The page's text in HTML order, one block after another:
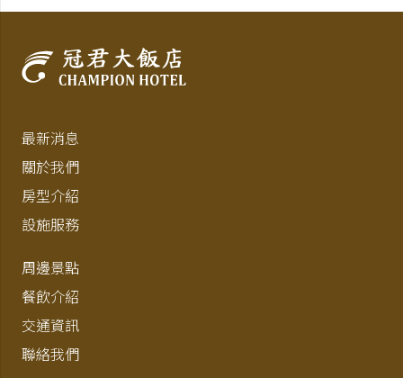
最新消息
關於我們
房型介紹
設施服務
周邊景點
餐飲介紹
交通資訊
聯絡我們